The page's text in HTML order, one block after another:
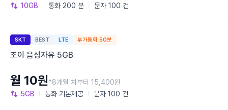
10GB 통화 200 분 문자 100 건
SKT BEST LTE 부가통화 50분
조이 음성자유 5GB
5GB 통화 기본제공 문자 100 건
월 10원*8개월 차부터 15,400원